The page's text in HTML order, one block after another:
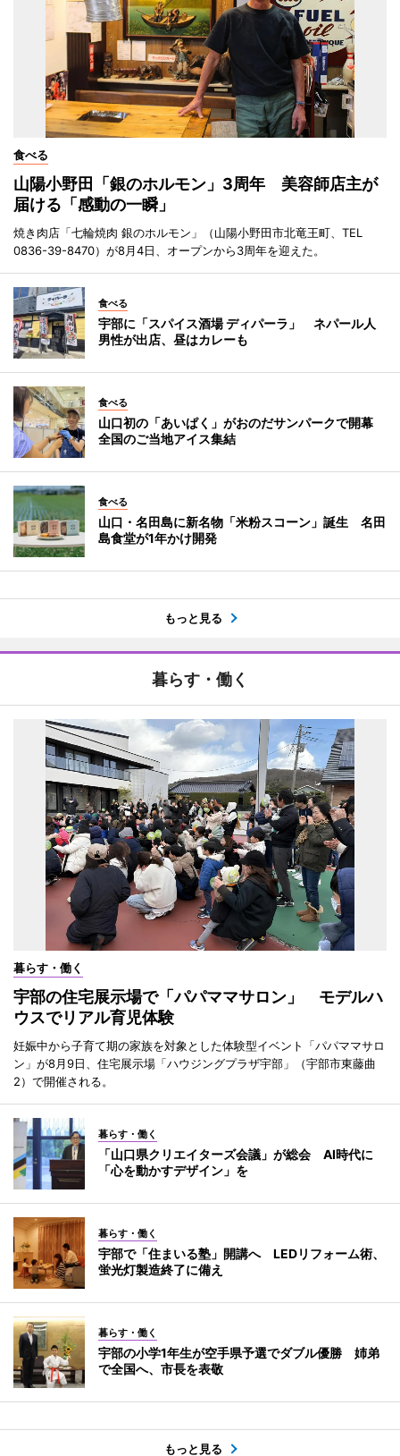
食べる
山陽小野田「銀のホルモン」3周年 美容師店主が
届ける「感動の一瞬」
焼き肉店「七輪焼肉 銀のホルモン」（山陽小野田市北竜王町、TEL
0836-39-8470）が8月4日、オープンから3周年を迎えた。
食べる
宇部に「スパイス酒場 ディパーラ」 ネパール人
男性が出店、昼はカレーも
食べる
山口初の「あいぱく」がおのだサンパークで開幕
全国のご当地アイス集結
食べる
山口・名田島に新名物「米粉スコーン」誕生 名田
島食堂が1年かけ開発
もっと見る
暮らす・働く
暮らす・働く
宇部の住宅展示場で「パパママサロン」 モデルハ
ウスでリアル育児体験
妊娠中から子育て期の家族を対象とした体験型イベント「パパママサロ
ン」が8月9日、住宅展示場「ハウジングプラザ宇部」（宇部市東藤曲
2）で開催される。
暮らす・働く
「山口県クリエイターズ会議」が総会 AI時代に
「心を動かすデザイン」を
暮らす・働く
宇部で「住まいる塾」開講へ LEDリフォーム術、
蛍光灯製造終了に備え
暮らす・働く
宇部の小学1年生が空手県予選でダブル優勝 姉弟
で全国へ、市長を表敬
もっと見る